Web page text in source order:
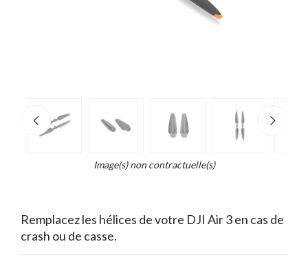
Image(s) non contractuelle(s)
Remplacez les hélices de votre DJI Air 3 en cas de
crash ou de casse.